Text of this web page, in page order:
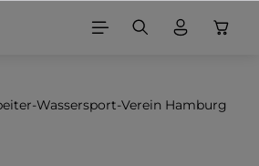
Wassersport-Verein Hamburg